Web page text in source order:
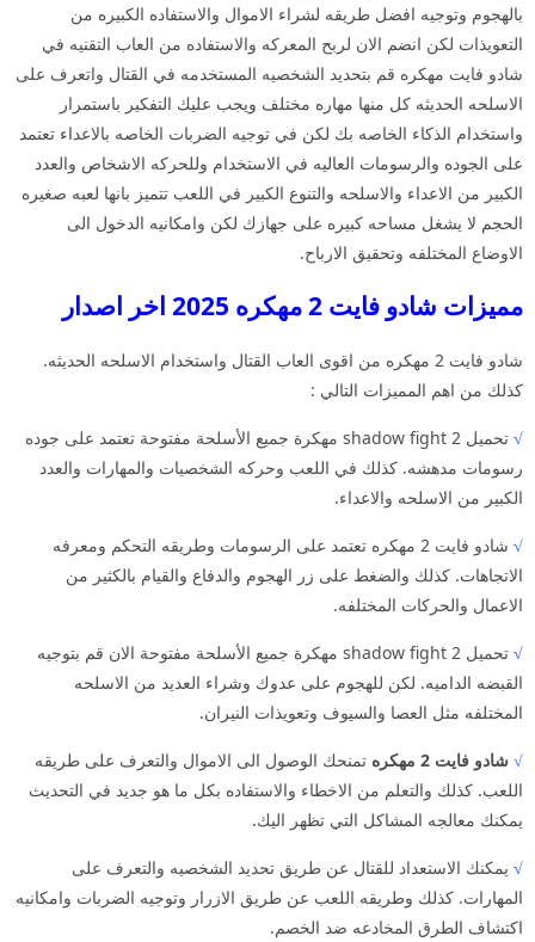
بالهجوم وتوجيه افضل طريقه لشراء الاموال والاستفاده الكبيره من
التعويذات لكن انضم الان لربح المعركه والاستفاده من العاب التقنيه في
شادو فايت مهكره قم بتحديد الشخصيه المستخدمه في القتال واتعرف على
الاسلحه الحديثه كل منها مهاره مختلف ويجب عليك التفكير باستمرار
واستخدام الذكاء الخاصه بك لكن في توجيه الضربات الخاصه بالاعداء تعتمد
على الجوده والرسومات العاليه في الاستخدام وللحركه الاشخاص والعدد
الكبير من الاعداء والاسلحه والتنوع الكبير في اللعب تتميز بانها لعبه صغيره
الحجم لا يشغل مساحه كبيره على جهازك لكن وامكانيه الدخول الى
الاوضاع المختلفه وتحقيق الارباح.
مميزات شادو فايت 2 مهكره 2025 اخر اصدار
شادو فايت 2 مهكره من اقوى العاب القتال واستخدام الاسلحه الحديثه.
كذلك من اهم المميزات التالي :
√
تحميل shadow fight 2 مهكرة جميع الأسلحة مفتوحة تعتمد على جوده
رسومات مدهشه. كذلك في اللعب وحركه الشخصيات والمهارات والعدد
الكبير من الاسلحه والاعداء.
√
شادو فايت 2 مهكره تعتمد على الرسومات وطريقه التحكم ومعرفه
الاتجاهات. كذلك والضغط على زر الهجوم والدفاع والقيام بالكثير من
الاعمال والحركات المختلفه.
√
تحميل shadow fight 2 مهكرة جميع الأسلحة مفتوحة الان قم بتوجيه
القبضه الداميه. لكن للهجوم على عدوك وشراء العديد من الاسلحه
المختلفه مثل العصا والسيوف وتعويذات النيران.
√ شادو فايت 2 مهكره
تمنحك الوصول الى الاموال والتعرف على طريقه
اللعب. كذلك والتعلم من الاخطاء والاستفاده بكل ما هو جديد في التحديث
يمكنك معالجه المشاكل التي تظهر اليك.
√ يمكنك الاستعداد للقتال عن طريق تحديد الشخصيه والتعرف على
المهارات. كذلك وطريقه اللعب عن طريق الازرار وتوجيه الضربات وامكانيه
اكتشاف الطرق المخادعه ضد الخصم.